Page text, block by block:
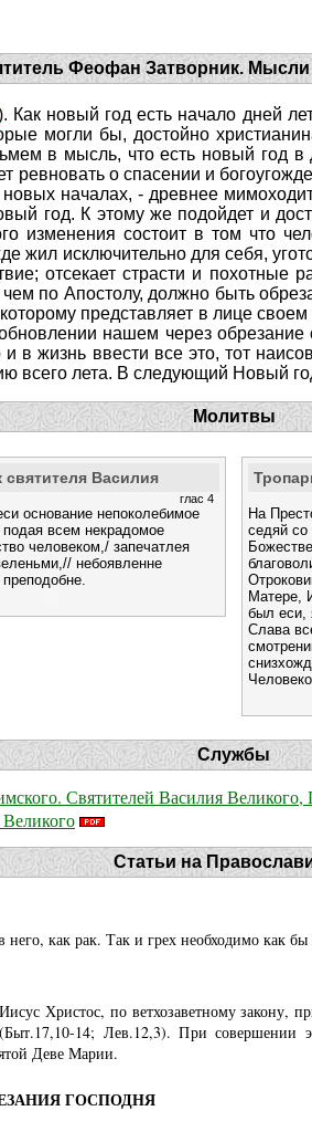
Феофан Затворник. Мысли
). Как новый год есть начало дней
могли бы, достойно
в мысль, что есть новый год
о спасении и
началах, - древнее
год. К этому же подойдет и
изменения состоит в том что
жил исключительно для себя,
отсекает страсти и похотные
чем по Апостолу, должно быть
представляет в лице
нашем через обрезание
и в жизнь ввести все это, тот
всего лета. В следующий Новый
Молитвы
святителя Василия
глас 4
основание непоколебимое
подая всем некрадомое
человеком,/ запечатлея
небоявленне
На
седяй
Матере,
был еси,
Слава
Службы
Святителей Василия Великого,
Статьи на
как рак. Так и грех необходимо как бы
Христос, по ветхозаветному закону,
14; Лев.12,3). При
Деве Марии.
ГОСПОДНЯ